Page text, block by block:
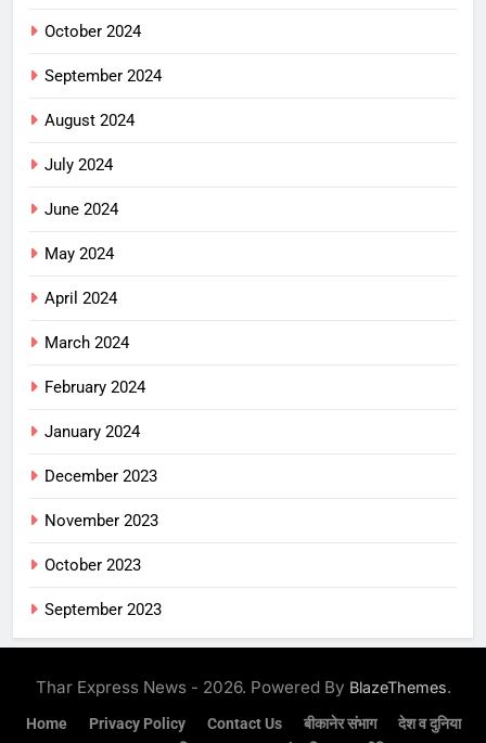
October 2024
September 2024
August 2024
July 2024
June 2024
May 2024
April 2024
March 2024
February 2024
January 2024
December 2023
November 2023
October 2023
September 2023
Thar Express News - 2026. Powered By BlazeThemes.
Home Privacy Policy Contact Us बीकानेर संभाग
देश व दुनिया